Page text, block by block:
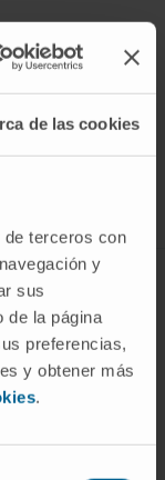
de las cookies
terceros con
y
sus
de la página
preferencias,
y obtener más
.